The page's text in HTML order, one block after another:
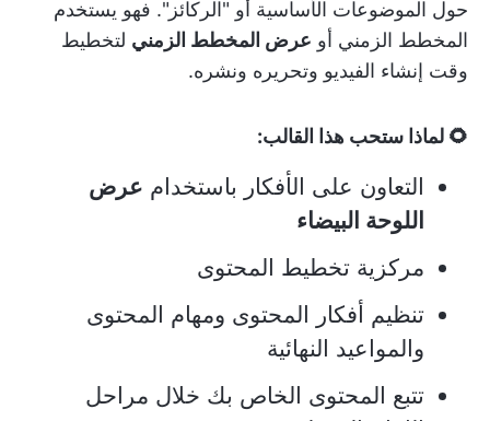
حول الموضوعات الأساسية أو "الركائز". فهو يستخدم
المخطط الزمني أو عرض المخطط الزمني لتخطيط
وقت إنشاء الفيديو وتحريره ونشره.
🌻 لماذا ستحب هذا القالب:
التعاون على الأفكار باستخدام عرض
اللوحة البيضاء
مركزية تخطيط المحتوى
تنظيم أفكار المحتوى ومهام المحتوى
والمواعيد النهائية
تتبع المحتوى الخاص بك خلال مراحل